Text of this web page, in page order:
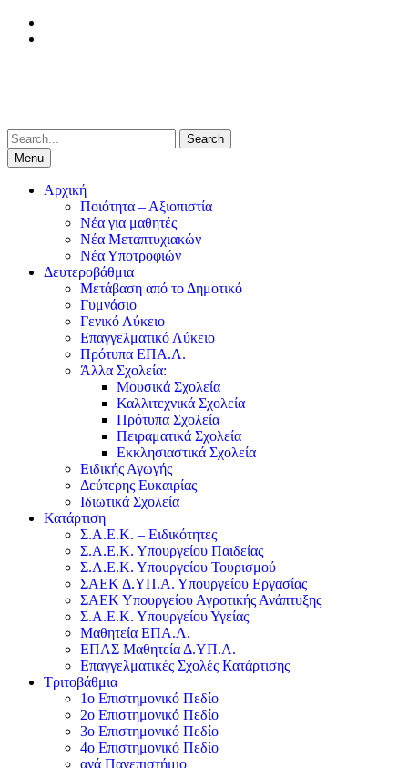
Skip
Search
for:Menu
Αρχική
Ποιότητα – Αξιοπιστία
Νέα για μαθητές
Νέα Μεταπτυχιακών
Νέα Υποτροφιών
Δευτεροβάθμια
Μετάβαση από το Δημοτικό
Γυμνάσιο
Γενικό Λύκειο
Επαγγελματικό Λύκειο
Πρότυπα ΕΠΑ.Λ.
Άλλα Σχολεία:
Μουσικά Σχολεία
Καλλιτεχνικά Σχολεία
Πρότυπα Σχολεία
Πειραματικά Σχολεία
Εκκλησιαστικά Σχολεία
Ειδικής Αγωγής
Δεύτερης Ευκαιρίας
Ιδιωτικά Σχολεία
Κατάρτιση
Σ.Α.Ε.Κ. – Ειδικότητες
Σ.Α.Ε.Κ. Υπουργείου Παιδείας
Σ.Α.Ε.Κ. Υπουργείου Τουρισμού
ΣΑΕΚ Δ.ΥΠ.Α. Υπουργείου Εργασίας
ΣΑΕΚ Υπουργείου Αγροτικής Ανάπτυξης
Σ.Α.Ε.Κ. Υπουργείου Υγείας
Μαθητεία ΕΠΑ.Λ.
ΕΠΑΣ Μαθητεία Δ.ΥΠ.Α.
Επαγγελματικές Σχολές Κατάρτισης
Τριτοβάθμια
1ο Επιστημονικό Πεδίο
2ο Επιστημονικό Πεδίο
3ο Επιστημονικό Πεδίο
4ο Επιστημονικό Πεδίο
ανά Πανεπιστήμιο